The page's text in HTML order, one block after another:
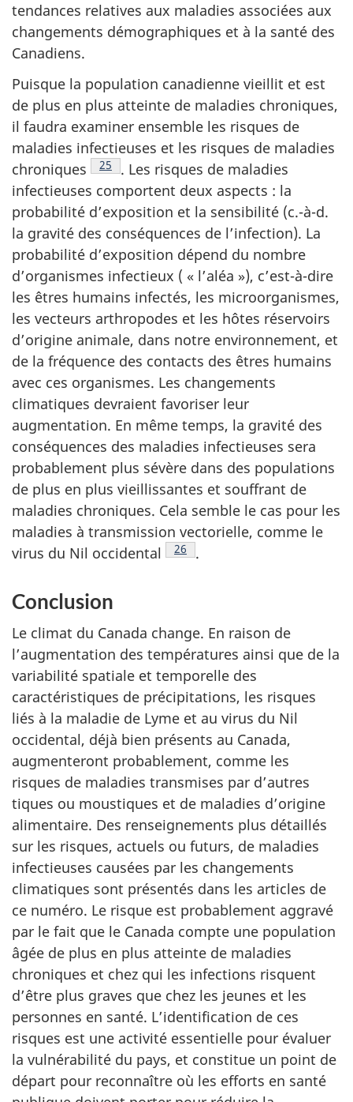
tendances relatives aux maladies associées aux
changements démographiques et à la santé des
Canadiens.
Puisque la population canadienne vieillit et est
de plus en plus atteinte de maladies chroniques,
il faudra examiner ensemble les risques de
maladies infectieuses et les risques de maladies
chroniques
Note de bas de page
25 . Les risques de maladies
infectieuses comportent deux aspects : la
probabilité d’exposition et la sensibilité (c.-à-d.
la gravité des conséquences de l’infection). La
probabilité d’exposition dépend du nombre
d’organismes infectieux ( « l’aléa »), c’est-à-dire
les êtres humains infectés, les microorganismes,
les vecteurs arthropodes et les hôtes réservoirs
d’origine animale, dans notre environnement, et
de la fréquence des contacts des êtres humains
avec ces organismes. Les changements
climatiques devraient favoriser leur
augmentation. En même temps, la gravité des
conséquences des maladies infectieuses sera
probablement plus sévère dans des populations
de plus en plus vieillissantes et souffrant de
maladies chroniques. Cela semble le cas pour les
maladies à transmission vectorielle, comme le
virus du Nil occidental Note de bas de page
26 .
Conclusion
Le climat du Canada change. En raison de
l’augmentation des températures ainsi que de la
variabilité spatiale et temporelle des
caractéristiques de précipitations, les risques
liés à la maladie de Lyme et au virus du Nil
occidental, déjà bien présents au Canada,
augmenteront probablement, comme les
risques de maladies transmises par d’autres
tiques ou moustiques et de maladies d’origine
alimentaire. Des renseignements plus détaillés
sur les risques, actuels ou futurs, de maladies
infectieuses causées par les changements
climatiques sont présentés dans les articles de
ce numéro. Le risque est probablement aggravé
par le fait que le Canada compte une population
âgée de plus en plus atteinte de maladies
chroniques et chez qui les infections risquent
d’être plus graves que chez les jeunes et les
personnes en santé. L’identification de ces
risques est une activité essentielle pour évaluer
la vulnérabilité du pays, et constitue un point de
départ pour reconnaître où les efforts en santé